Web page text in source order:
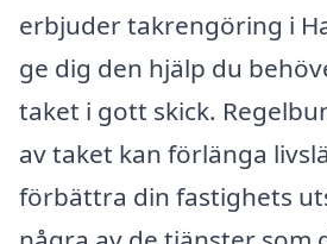
erbjuder takrengöring i
ge dig den hjälp du
taket i gott skick.
av taket kan förlänga
förbättra din fastighets